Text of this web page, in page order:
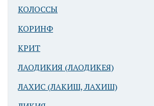
КОЛОССЫ
КОРИНФ
КРИТ
ЛАОДИКИЯ (ЛАОДИКЕЯ)
ЛАХИС (ЛАКИШ, ЛАХИШ)